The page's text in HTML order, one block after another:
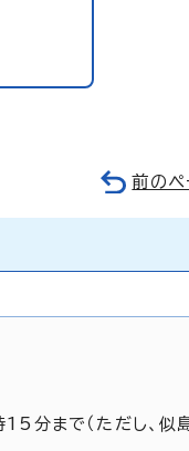
前のペ
分まで（ただし、